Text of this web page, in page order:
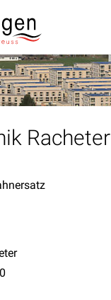
Mellingen
Racheter